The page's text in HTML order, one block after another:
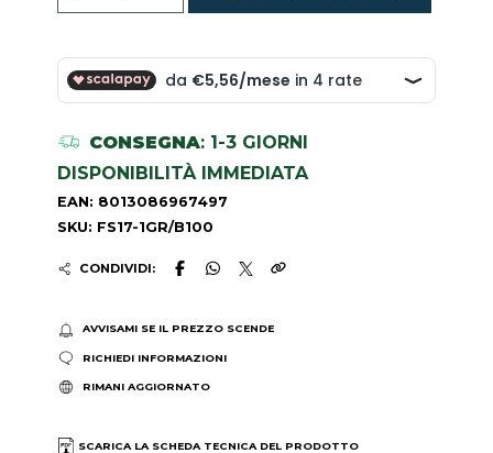
CONSEGNA: 1-3 GIORNI
DISPONIBILITÀ IMMEDIATA
EAN: 8013086967497
SKU: FS17-1GR/B100
CONDIVIDI:
AVVISAMI SE IL PREZZO SCENDE
RICHIEDI INFORMAZIONI
RIMANI AGGIORNATO
SCARICA LA SCHEDA TECNICA DEL PRODOTTO